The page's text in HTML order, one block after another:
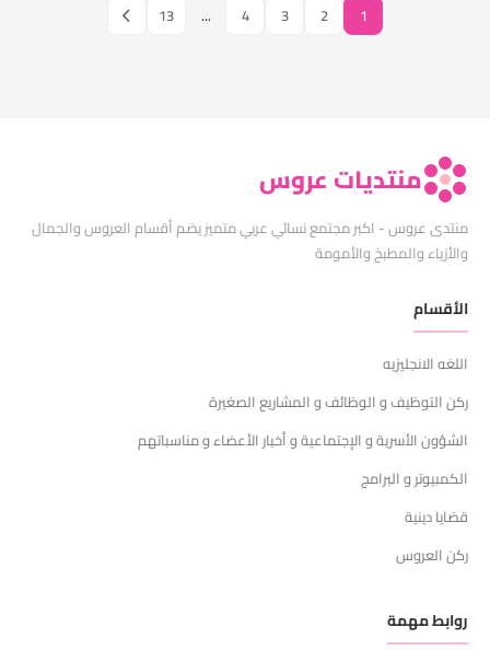
1
2
3
4
...
13
منتديات عروس
منتدى عروس - اكبر مجتمع نسائي عربي متميز يضم أقسام العروس والجمال
والأزياء والمطبخ والأمومة
الأقسام
اللغه الانجليزيه
ركن التوظيف و الوظائف و المشاريع الصغيرة
الشؤون الأسرية و الإجتماعية و أخبار الأعضاء و مناسباتهم
الكمبيوتر و البرامج
قضايا دينية
ركن العروس
روابط مهمة